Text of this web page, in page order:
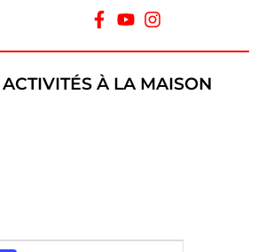
ACTIVITÉS À LA MAISON